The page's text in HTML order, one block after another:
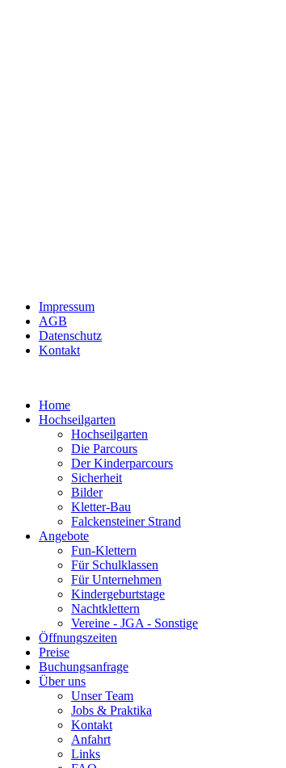
Impressum
AGB
Datenschutz
Kontakt
Home
Hochseilgarten
Hochseilgarten
Die Parcours
Der Kinderparcours
Sicherheit
Bilder
Kletter-Bau
Falckensteiner Strand
Angebote
Fun-Klettern
Für Schulklassen
Für Unternehmen
Kindergeburtstage
Nachtklettern
Vereine - JGA - Sonstige
Öffnungszeiten
Preise
Buchungsanfrage
Über uns
Unser Team
Jobs & Praktika
Kontakt
Anfahrt
Links